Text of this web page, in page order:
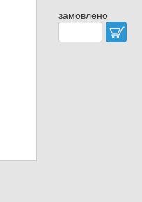
замовлено